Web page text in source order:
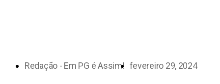
Redação - Em PG é Assim! fevereiro 29, 2024